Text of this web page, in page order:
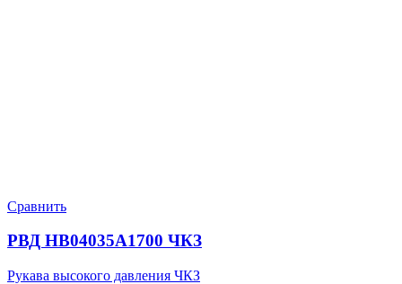
Сравнить
РВД HB04035A1700 ЧКЗ
Рукава высокого давления ЧКЗ